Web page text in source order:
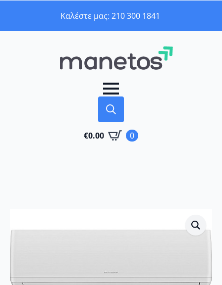
Καλέστε μας: 210 300 1841
for:
€0.00 0